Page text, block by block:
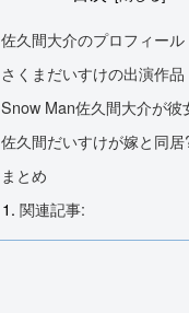
佐久間大介のプロフィール
さくまだいすけの出演作品
Snow Man佐久間大介が彼
佐久間だいすけが嫁と同居
まとめ
関連記事: